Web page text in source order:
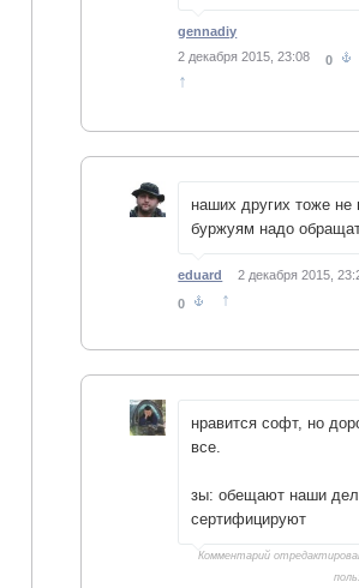
gennadiy
2 декабря 2015, 23:08
0
↑
наших других тоже не
буржуям надо
eduard
2 декабря 2015,
0
↑
нравится софт, но
все.
зы: обещают наши
сертифицируют
Комментарий